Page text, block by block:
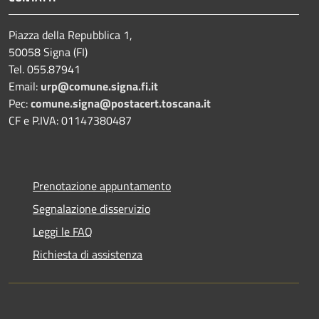
Piazza della Repubblica 1,
50058 Signa (FI)
Tel. 055.87941
Email: urp@comune.signa.fi.it
Pec:comune.signa@postacert.toscana.it
CF e P.IVA: 01147380487
Prenotazione appuntamento
Segnalazione disservizio
Leggi le FAQ
Richiesta di assistenza